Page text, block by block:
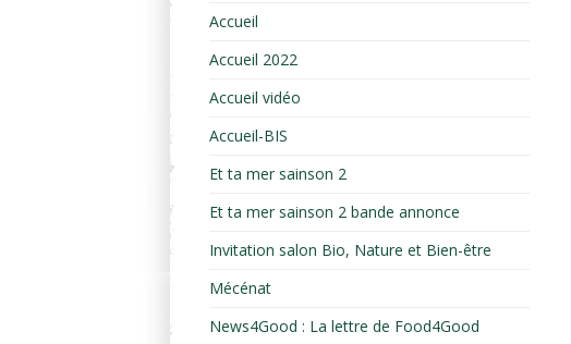
Accueil
Accueil 2022
Accueil vidéo
Accueil-BIS
Et ta mer sainson 2
Et ta mer sainson 2 bande annonce
Invitation salon Bio, Nature et Bien-être
Mécénat
News4Good : La lettre de Food4Good